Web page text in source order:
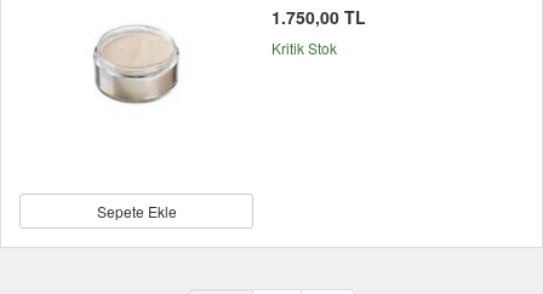
Sepete Ekle
1.750,00 TL
Kritik Stok